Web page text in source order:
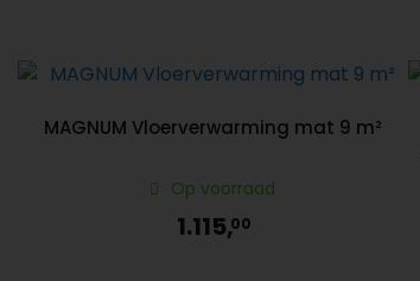
MAGNUM Vloerverwarming mat 9 m²
Op voorraad
1.115,00